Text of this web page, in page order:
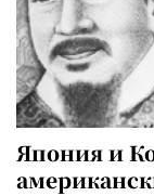
Япония и